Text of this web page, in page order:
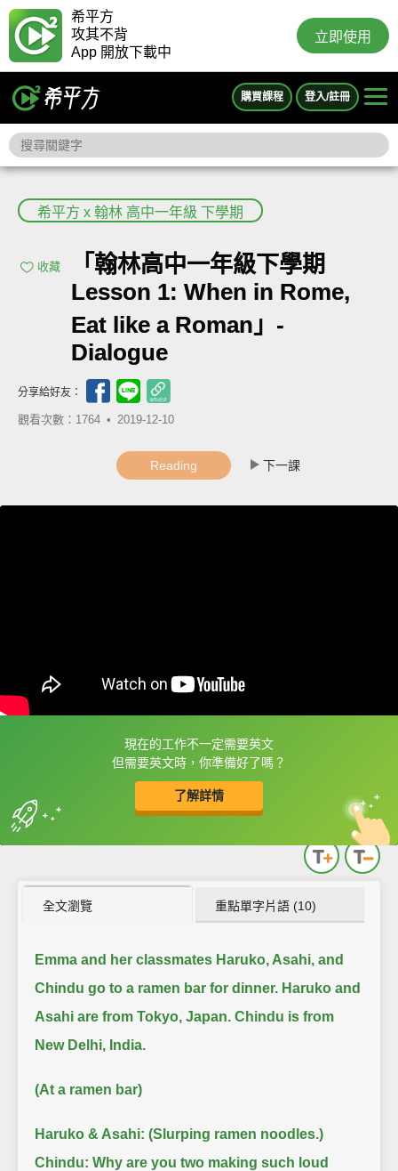
希平方
攻其不背
App 開放下載中
立即使用
購買課程 登入/註冊
希平方 x 翰林 高中一年級 下學期
收藏
「翰林高中一年級下學期
Lesson 1: When in Rome,
Eat like a Roman」-
Dialogue
分享給好友：
觀看次數：1764 • 2019-12-10
Reading 下一課
現在的工作不一定需要英文
但需要英文時，你準備好了嗎？
了解詳情
框選或點兩下字幕可以直接查字典喔！
中
英
全文瀏覽 重點單字片語 (10)
Emma and her classmates Haruko, Asahi, and
Chindu go to a ramen bar for dinner. Haruko and
Asahi are from Tokyo, Japan. Chindu is from
New Delhi, India.
(At a ramen bar)
Haruko & Asahi: (Slurping ramen noodles.)
Chindu: Why are you two making such loud